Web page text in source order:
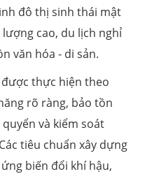
đô thị sinh thái mật
cao, du lịch nghỉ
văn hóa - di sản.
thực hiện theo
rõ ràng, bảo tồn
và kiểm soát
tiêu chuẩn xây dựng
biến đổi khí hậu,